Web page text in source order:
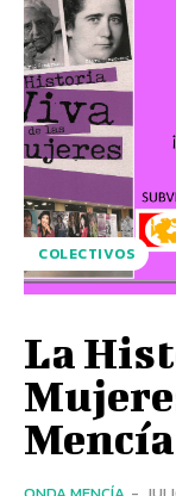
COLECTIVOS
La
Mencía